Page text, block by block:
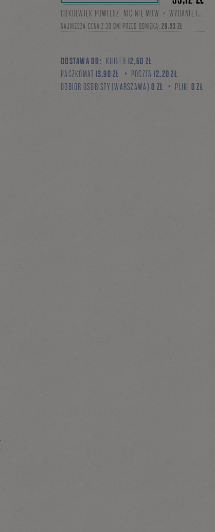
COKOLWIEK POWIESZ, NIC NIE MÓW・WYDANIE I・MOBI, EPUB
NAJNIŻSZA CENA Z 30 DNI PRZED OBNIŻKĄ: 28,53 ZŁ
DOSTAWA OD: KURIER 12,60 ZŁ
PACZKOMAT 13,90 ZŁ POCZTA 12,20 ZŁ
ODBIÓR OSOBISTY (WARSZAWA) 0 ZŁ PLIKI 0 ZŁ